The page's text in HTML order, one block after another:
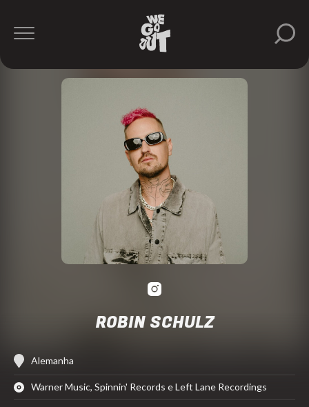
ROBIN SCHULZ
Alemanha
Warner Music, Spinnin' Records e Left Lane Recordings